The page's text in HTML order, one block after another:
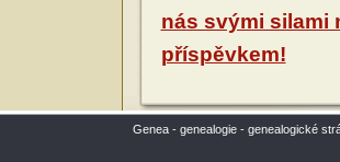
nás svými silami
příspěvkem!
Genea - genealogie - genealogické